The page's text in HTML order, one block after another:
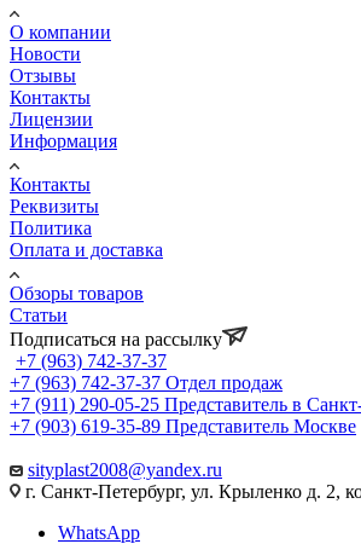
О компании
Новости
Отзывы
Контакты
Лицензии
Информация
Контакты
Реквизиты
Политика
Оплата и доставка
Обзоры товаров
Статьи
Подписаться на рассылку
+7 (963) 742-37-37
+7 (963) 742-37-37 Отдел продаж
+7 (911) 290-05-25 Представитель в
+7 (903) 619-35-89 Представитель Москве
sityplast2008@yandex.ru
г. Санкт-Петербург, ул. Крыленко д. 2,
WhatsApp